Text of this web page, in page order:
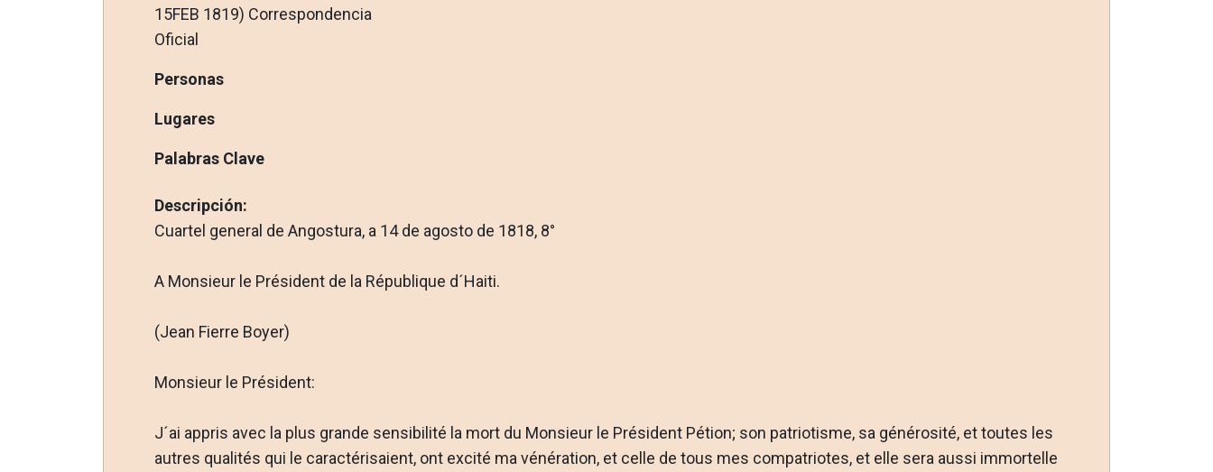
15FEB 1819) Correspondencia
Oficial
Personas
Lugares
Palabras Clave
Descripción:
Cuartel general de Angostura, a 14 de agosto de 1818, 8°
A Monsieur le Président de la République d´Haiti.
(Jean Fierre Boyer)
Monsieur le Président:
J´ai appris avec la plus grande sensibilité la mort du Mon­sieur le Président Pétion; son patriotisme, sa générosité, et toutes les
autres qualités qui le caractérisaient, ont excité ma vénération, et celle de tous mes compatriotes, et elle sera aussi immortelle